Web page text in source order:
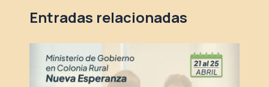
Entradas relacionadas